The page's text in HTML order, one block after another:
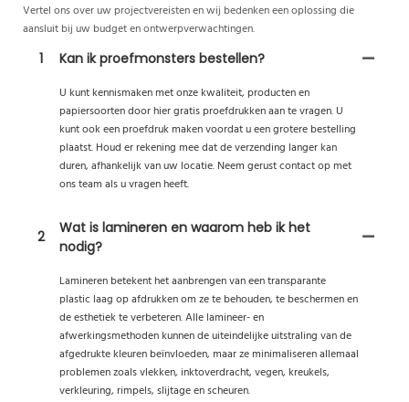
Vertel ons over uw projectvereisten en wij bedenken een oplossing die
aansluit bij uw budget en ontwerpverwachtingen.
1
Kan ik proefmonsters bestellen?
U kunt kennismaken met onze kwaliteit, producten en
papiersoorten door hier gratis proefdrukken aan te vragen. U
kunt ook een proefdruk maken voordat u een grotere bestelling
plaatst. Houd er rekening mee dat de verzending langer kan
duren, afhankelijk van uw locatie. Neem gerust contact op met
ons team als u vragen heeft.
2
Wat is lamineren en waarom heb ik het
nodig?
Lamineren betekent het aanbrengen van een transparante
plastic laag op afdrukken om ze te behouden, te beschermen en
de esthetiek te verbeteren. Alle lamineer- en
afwerkingsmethoden kunnen de uiteindelijke uitstraling van de
afgedrukte kleuren beïnvloeden, maar ze minimaliseren allemaal
problemen zoals vlekken, inktoverdracht, vegen, kreukels,
verkleuring, rimpels, slijtage en scheuren.